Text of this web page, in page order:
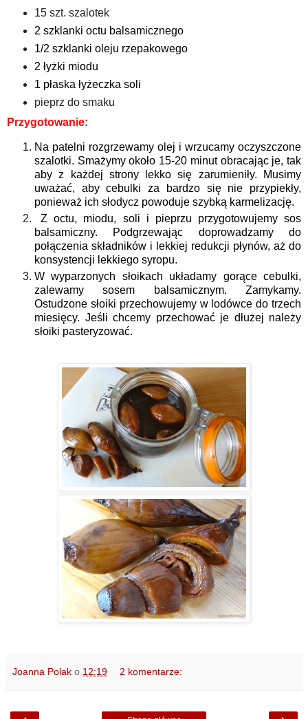
15 szt. szalotek
2 szklanki octu balsamicznego
1/2 szklanki oleju rzepakowego
2 łyżki miodu
1 płaska łyżeczka soli
pieprz do smaku
Przygotowanie:
Na patelni rozgrzewamy olej i wrzucamy oczyszczone
szalotki. Smażymy około 15-20 minut obracając je, tak
aby z każdej strony lekko się zarumieniły. Musimy
uważać, aby cebulki za bardzo się nie przypiekły,
ponieważ ich słodycz powoduje szybką karmelizację.
Z octu, miodu, soli i pieprzu przygotowujemy sos
balsamiczny. Podgrzewając doprowadzamy do
połączenia składników i lekkiej redukcji płynów, aż do
konsystencji lekkiego syropu.
W wyparzonych słoikach układamy gorące cebulki,
zalewamy sosem balsamicznym. Zamykamy.
Ostudzone słoiki przechowujemy w lodówce do trzech
miesięcy. Jeśli chcemy przechować je dłużej należy
słoiki pasteryzować.
Joanna Polak o 12:19 2 komentarze: